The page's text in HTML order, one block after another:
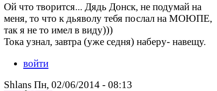
Ой что творится... Дядь Донск, не подумай на
меня, то что к дьяволу тебя послал на МОЮПЕ,
так я не то имел в виду)))
Тока узнал, завтра (уже седня) наберу- навещу.
войти
Shlans Пн, 02/06/2014 - 08:13